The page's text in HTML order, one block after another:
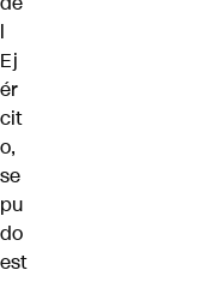
l
Ej
ér
cit
o,
se
pu
do
est